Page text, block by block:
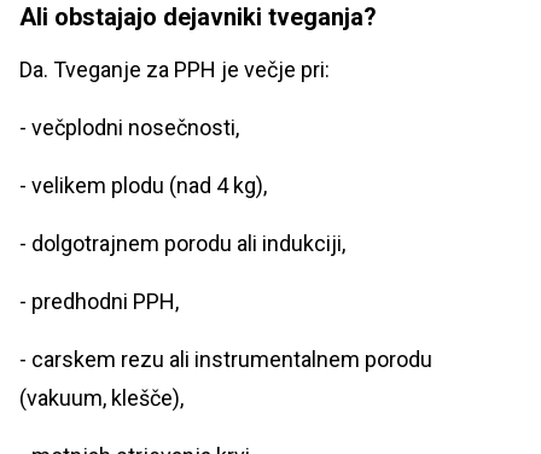
Ali obstajajo dejavniki tveganja?
Da. Tveganje za PPH je večje pri:
- večplodni nosečnosti,
- velikem plodu (nad 4 kg),
- dolgotrajnem porodu ali indukciji,
- predhodni PPH,
- carskem rezu ali instrumentalnem porodu
(vakuum, klešče),